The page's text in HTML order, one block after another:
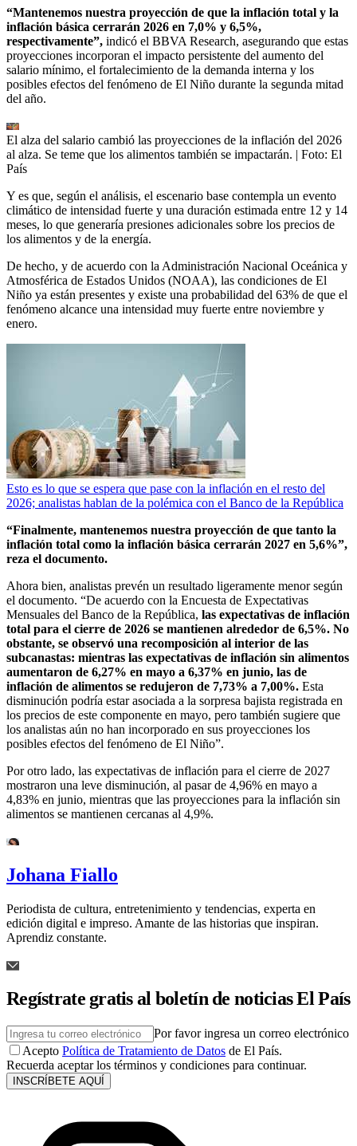
“Mantenemos nuestra proyección de que la inflación total y la
inflación básica cerrarán 2026 en 7,0% y 6,5%,
respectivamente”, indicó el BBVA Research, asegurando que estas
proyecciones incorporan el impacto persistente del aumento del
salario mínimo, el fortalecimiento de la demanda interna y los
posibles efectos del fenómeno de El Niño durante la segunda mitad
del año.
El alza del salario cambió las proyecciones de la inflación del 2026
al alza. Se teme que los alimentos también se impactarán. | Foto: El
País
Y es que, según el análisis, el escenario base contempla un evento
climático de intensidad fuerte y una duración estimada entre 12 y 14
meses, lo que generaría presiones adicionales sobre los precios de
los alimentos y de la energía.
De hecho, y de acuerdo con la Administración Nacional Oceánica y
Atmosférica de Estados Unidos (NOAA), las condiciones de El
Niño ya están presentes y existe una probabilidad del 63% de que el
fenómeno alcance una intensidad muy fuerte entre noviembre y
enero.
Esto es lo que se espera que pase con la inflación en el resto del
2026; analistas hablan de la polémica con el Banco de la República
“Finalmente, mantenemos nuestra proyección de que tanto la
inflación total como la inflación básica cerrarán 2027 en 5,6%”,
reza el documento.
Ahora bien, analistas prevén un resultado ligeramente menor según
el documento. “De acuerdo con la Encuesta de Expectativas
Mensuales del Banco de la República, las expectativas de inflación
total para el cierre de 2026 se mantienen alrededor de 6,5%. No
obstante, se observó una recomposición al interior de las
subcanastas: mientras las expectativas de inflación sin alimentos
aumentaron de 6,27% en mayo a 6,37% en junio, las de
inflación de alimentos se redujeron de 7,73% a 7,00%. Esta
disminución podría estar asociada a la sorpresa bajista registrada en
los precios de este componente en mayo, pero también sugiere que
los analistas aún no han incorporado en sus proyecciones los
posibles efectos del fenómeno de El Niño”.
Por otro lado, las expectativas de inflación para el cierre de 2027
mostraron una leve disminución, al pasar de 4,96% en mayo a
4,83% en junio, mientras que las proyecciones para la inflación sin
alimentos se mantienen cercanas al 4,9%.
Johana Fiallo
Periodista de cultura, entretenimiento y tendencias, experta en
edición digital e impreso. Amante de las historias que inspiran.
Aprendiz constante.
Regístrate gratis al boletín de noticias El País
Por favor ingresa un correo electrónico
Acepto Política de Tratamiento de Datos de El País.
Recuerda aceptar los términos y condiciones para continuar.
INSCRÍBETE AQUÍ